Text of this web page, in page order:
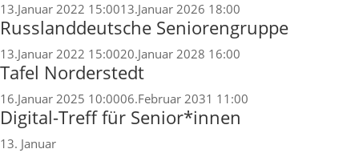
13.Januar 2022 15:0013.Januar 2026 18:00
Russlanddeutsche Seniorengruppe
13.Januar 2022 15:0020.Januar 2028 16:00
Tafel Norderstedt
16.Januar 2025 10:0006.Februar 2031 11:00
Digital-Treff für Senior*innen
13. Januar